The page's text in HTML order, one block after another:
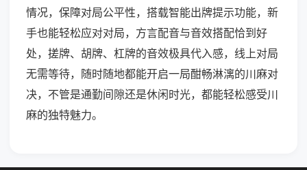
情况，保障对局公平性，搭载智能出牌提示功能，新
手也能轻松应对对局，方言配音与音效搭配恰到好
处，搓牌、胡牌、杠牌的音效极具代入感，线上对局
无需等待，随时随地都能开启一局酣畅淋漓的川麻对
决，不管是通勤间隙还是休闲时光，都能轻松感受川
麻的独特魅力。